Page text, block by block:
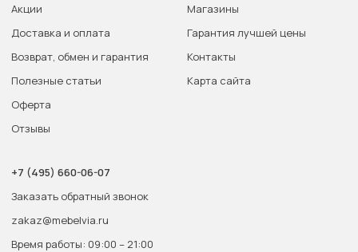
Акции
Доставка и оплата
Возврат, обмен и гарантия
Полезные статьи
Оферта
Отзывы
Магазины
Гарантия лучшей цены
Контакты
Карта сайта
+7 (495) 660-06-07
Заказать обратный звонок
zakaz@mebelvia.ru
Время работы: 09:00 – 21:00